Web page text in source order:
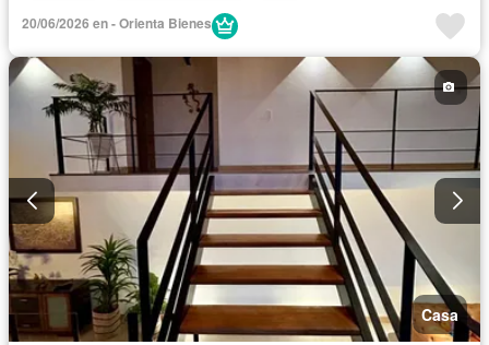
20/06/2026 en - Orienta Bienes
Casa